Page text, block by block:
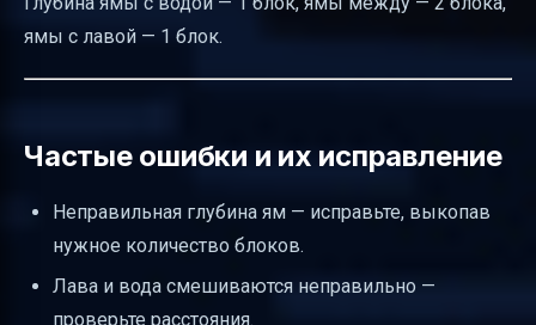
ямы с лавой — 1 блок.
Частые ошибки и их исправление
Неправильная глубина ям — исправьте, выкопав
нужное количество блоков.
Лава и вода смешиваются неправильно —
проверьте расстояния.